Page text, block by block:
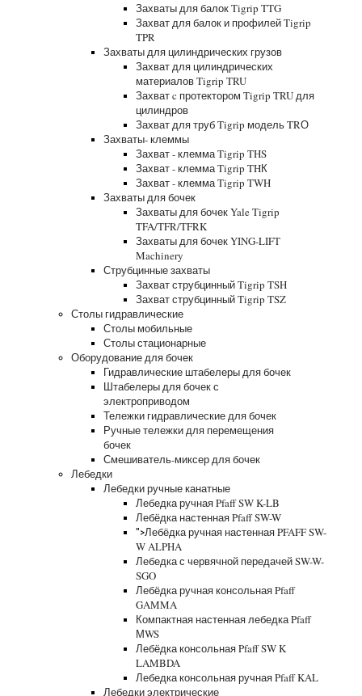
Захваты для балок Tigrip TTG
Захват для балок и профилей Tigrip
TPR
Захваты для цилиндрических грузов
Захват для цилиндрических
материалов Tigrip TRU
Захват c протектором Tigrip TRU для
цилиндров
Захват для труб Tigrip модель TRО
Захваты- клеммы
Захват - клемма Tigrip THS
Захват - клемма Tigrip THК
Захват - клемма Tigrip TWH
Захваты для бочек
Захваты для бочек Yale Tigrip
TFA/TFR/TFRK
Захваты для бочек YING-LIFT
Machinery
Струбцинные захваты
Захват струбцинный Tigrip TSH
Захват струбцинный Tigrip TSZ
Столы гидравлические
Столы мобильные
Столы стационарные
Оборудование для бочек
Гидравлические штабелеры для бочек
Штабелеры для бочек с
электроприводом
Тележки гидравлические для бочек
Ручные тележки для перемещения
бочек
Смешиватель-миксер для бочек
Лебедки
Лебедки ручные канатные
Лебедка ручная Pfaff SW K-LB
Лебёдка настенная Pfaff SW-W
">Лебёдка ручная настенная PFAFF SW-
W ALPHA
Лебедка с червячной передачей SW-W-
SGO
Лебёдка ручная консольная Pfaff
GAMMA
Компактная настенная лебедка Pfaff
МWS
Лебёдка консольная Pfaff SW K
LAMBDA
Лебедка консольная ручная Pfaff KAL
Лебедки электрические